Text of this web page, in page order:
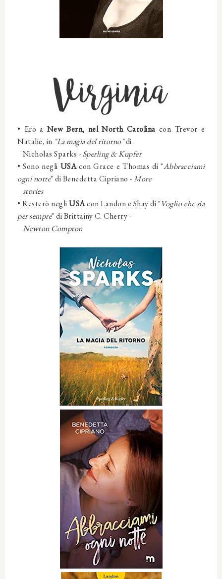
Virginia
• Ero aNew Bern, nel North Carolina con Trevor e
Natalie, in "La magia del ritorno"di
Nicholas Sparks -Sperling & Kupfer
•Sono negli USAcon Grace e Thomas di "Abbracciami
ogni notte" di Benedetta Cipriano -More
stories
• Resterò negliUSAcon Landon e Shay di "Voglio che sia
per sempre" di Brittainy C. Cherry -
Newton Compton